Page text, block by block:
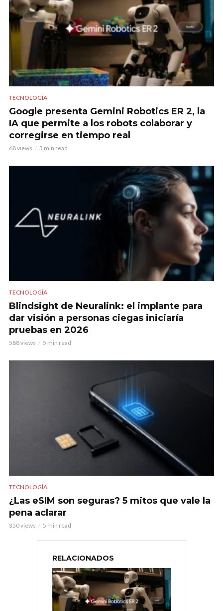
TECNOLOGÍA
Google presenta Gemini Robotics ER 2, la
IA que permite a los robots colaborar y
corregirse en tiempo real
68 views 3 min read
TECNOLOGÍA
Blindsight de Neuralink: el implante para
dar visión a personas ciegas iniciaría
pruebas en 2026
588 views 5 min read
TECNOLOGÍA
¿Las eSIM son seguras? 5 mitos que vale la
pena aclarar
350 views 5 min read
RELACIONADOS